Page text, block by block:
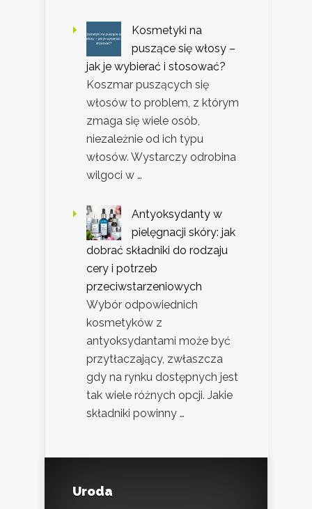
Kosmetyki na
puszące się włosy –
jak je wybierać i stosować?
Koszmar puszących się
włosów to problem, z którym
zmaga się wiele osób,
niezależnie od ich typu
włosów. Wystarczy odrobina
wilgoci w …
Antyoksydanty w
pielęgnacji skóry: jak
dobrać składniki do rodzaju
cery i potrzeb
przeciwstarzeniowych
Wybór odpowiednich
kosmetyków z
antyoksydantami może być
przytłaczający, zwłaszcza
gdy na rynku dostępnych jest
tak wiele różnych opcji. Jakie
składniki powinny …
Uroda